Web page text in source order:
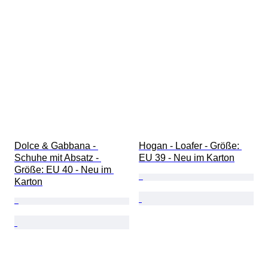
Dolce & Gabbana -
Schuhe mit Absatz -
Größe: EU 40 - Neu im
Karton
Hogan - Loafer - Größe:
EU 39 - Neu im Karton